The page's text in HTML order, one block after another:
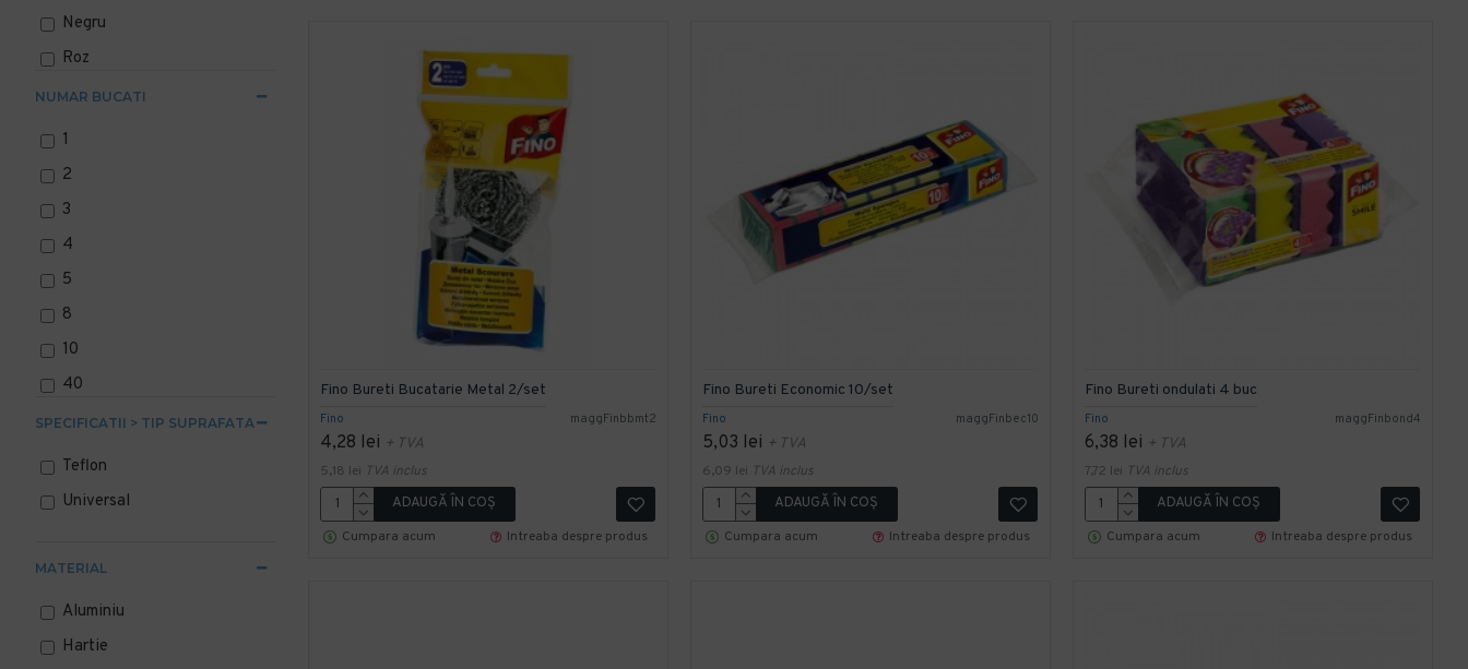
Coşuri Gunoi
Negru
Roz
Verde
NUMAR BUCATI
1
2
3
4
5
8
10
40
100
196
250
SPECIFICATII > TIP SUPRAFATA
Teflon
Universal
MATERIAL
Aluminiu
Hartie
Fino maggFinbbmt2
Fino Bureti Bucatarie Metal 2/set
4,28 lei + TVA
5,18 lei TVA inclus
ADAUGĂ ÎN COŞ
Cumpara acum
Intreaba despre produs
Fino maggFinbec10
Fino Bureti Economic 10/set
5,03 lei + TVA
6,09 lei TVA inclus
ADAUGĂ ÎN COŞ
Cumpara acum
Intreaba despre produs
Fino maggFinbond4
Fino Bureti ondulati 4 buc
6,38 lei + TVA
7,72 lei TVA inclus
ADAUGĂ ÎN COŞ
Cumpara acum
Intreaba despre produs